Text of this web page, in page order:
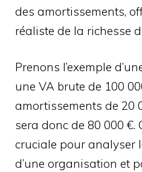
des amortissements,
réaliste de la richesse
Prenons l’exemple
une VA brute de 100
amortissements de 20
sera donc de 80 000 €.
cruciale pour analyser
d’une organisation et